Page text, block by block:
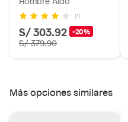
(1)
S/ 303.92 -20%
S/ 379.90
Más opciones similares